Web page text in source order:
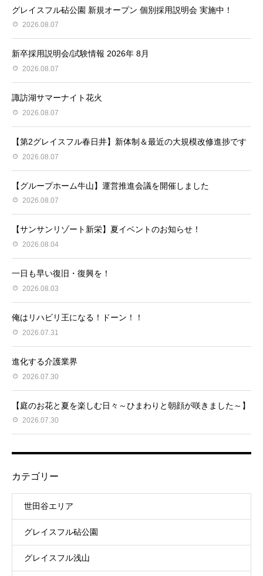
グレイスフル砧公園 新規オープン 個別採用説明会 実施中！
2026.08.07
新卒採用説明会/試験情報 2026年 8月
2026.08.07
諏訪湖サマーナイト花火
2026.08.07
【第2グレイスフル春日井】新体制＆最近の大規模改修進捗です
2026.08.07
【グループホーム牛山】運営推進会議を開催しました
2026.08.07
【サンサンリゾート新栄】夏イベントのお知らせ！
2026.08.04
一日も早い復旧・復興を！
2026.08.03
俺はリハビリ王になる！ドーン！！
2026.07.31
進化する介護業界
2026.07.30
【庭のお花と夏を楽しむ日々～ひまわりと朝顔が咲きました～】
2026.07.30
カテゴリー
世田谷エリア
グレイスフル砧公園
グレイスフル浅山